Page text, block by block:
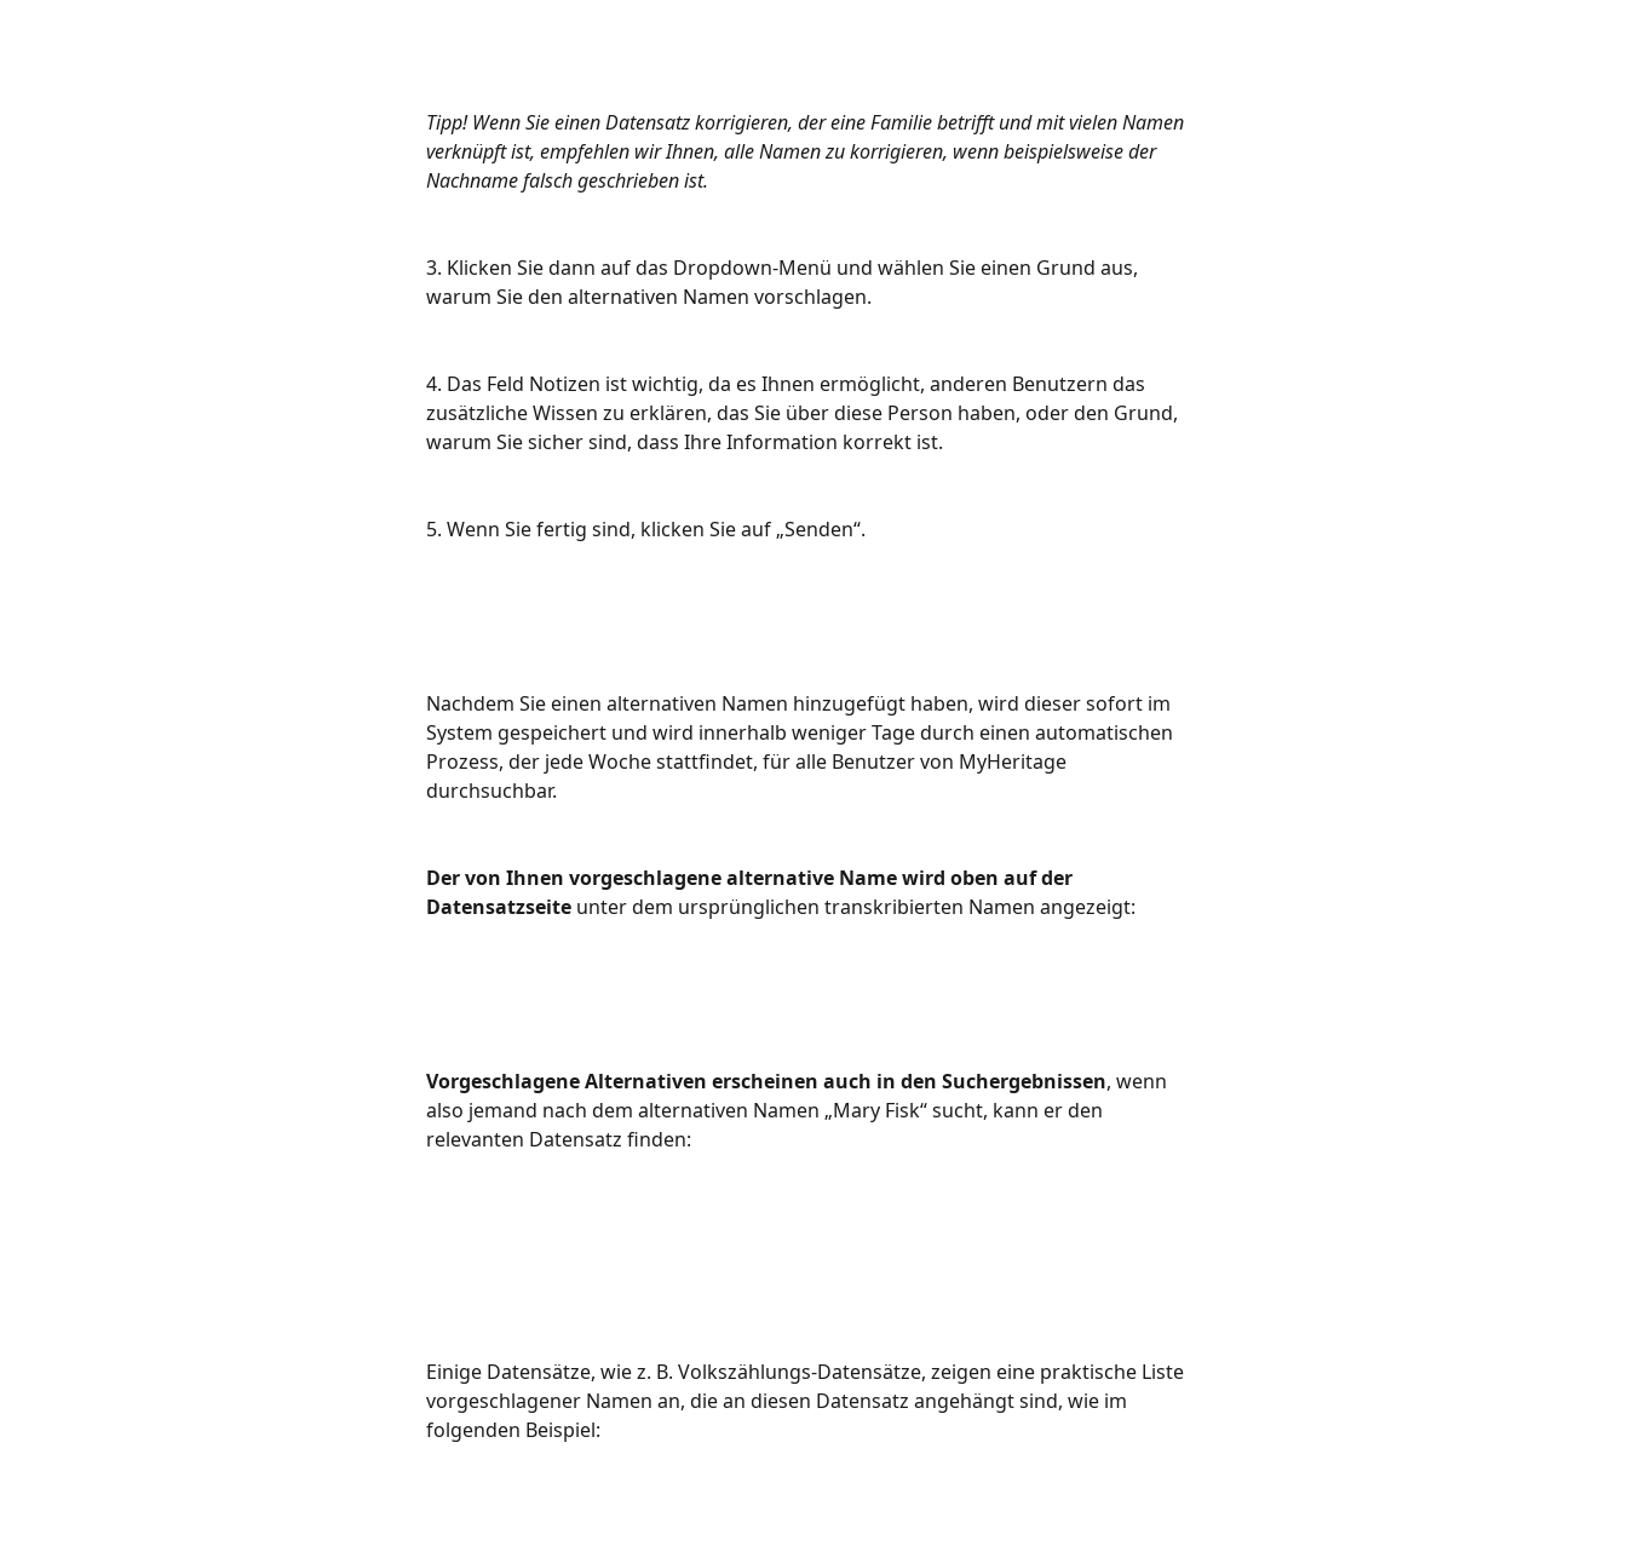
Tipp! Wenn Sie einen Datensatz korrigieren, der eine Familie betrifft und mit vielen Namen
verknüpft ist, empfehlen wir Ihnen, alle Namen zu korrigieren, wenn beispielsweise der
Nachname falsch geschrieben ist.
3. Klicken Sie dann auf das Dropdown-Menü und wählen Sie einen Grund aus,
warum Sie den alternativen Namen vorschlagen.
4. Das Feld Notizen ist wichtig, da es Ihnen ermöglicht, anderen Benutzern das
zusätzliche Wissen zu erklären, das Sie über diese Person haben, oder den Grund,
warum Sie sicher sind, dass Ihre Information korrekt ist.
5. Wenn Sie fertig sind, klicken Sie auf „Senden“.
Nachdem Sie einen alternativen Namen hinzugefügt haben, wird dieser sofort im
System gespeichert und wird innerhalb weniger Tage durch einen automatischen
Prozess, der jede Woche stattfindet, für alle Benutzer von MyHeritage
durchsuchbar.
Der von Ihnen vorgeschlagene alternative Name wird oben auf der
Datensatzseite unter dem ursprünglichen transkribierten Namen angezeigt:
Vorgeschlagene Alternativen erscheinen auch in den Suchergebnissen, wenn
also jemand nach dem alternativen Namen „Mary Fisk“ sucht, kann er den
relevanten Datensatz finden:
Einige Datensätze, wie z. B. Volkszählungs-Datensätze, zeigen eine praktische Liste
vorgeschlagener Namen an, die an diesen Datensatz angehängt sind, wie im
folgenden Beispiel: